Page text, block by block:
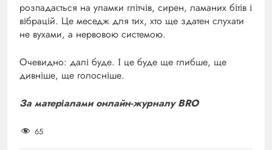
розпадається на уламки глітчів, сирен, ламаних бітів і
вібрацій. Це меседж для тих, хто ще здатен слухати
не вухами, а нервовою системою.
Очевидно: далі буде. І це буде ще глибше, ще
дивніше, ще голосніше.
За матеріалами онлайн-журналу BRO
65